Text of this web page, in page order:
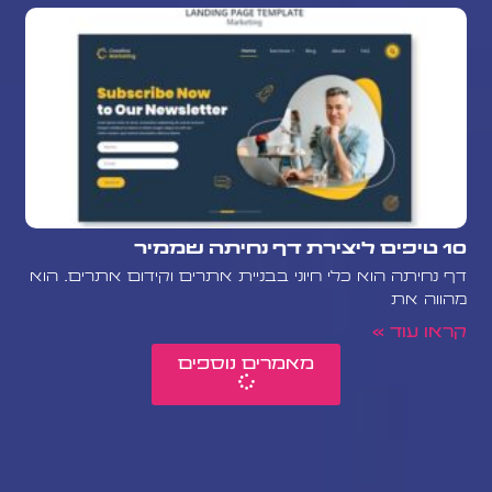
10 טיפים ליצירת דף נחיתה שממיר
דף נחיתה הוא כלי חיוני בבניית אתרים וקידום אתרים. הוא
מהווה את
קראו עוד »
מאמרים נוספים